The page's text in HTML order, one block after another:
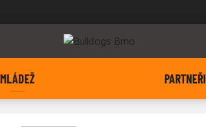
MLÁDEŽ PARTNEŘI